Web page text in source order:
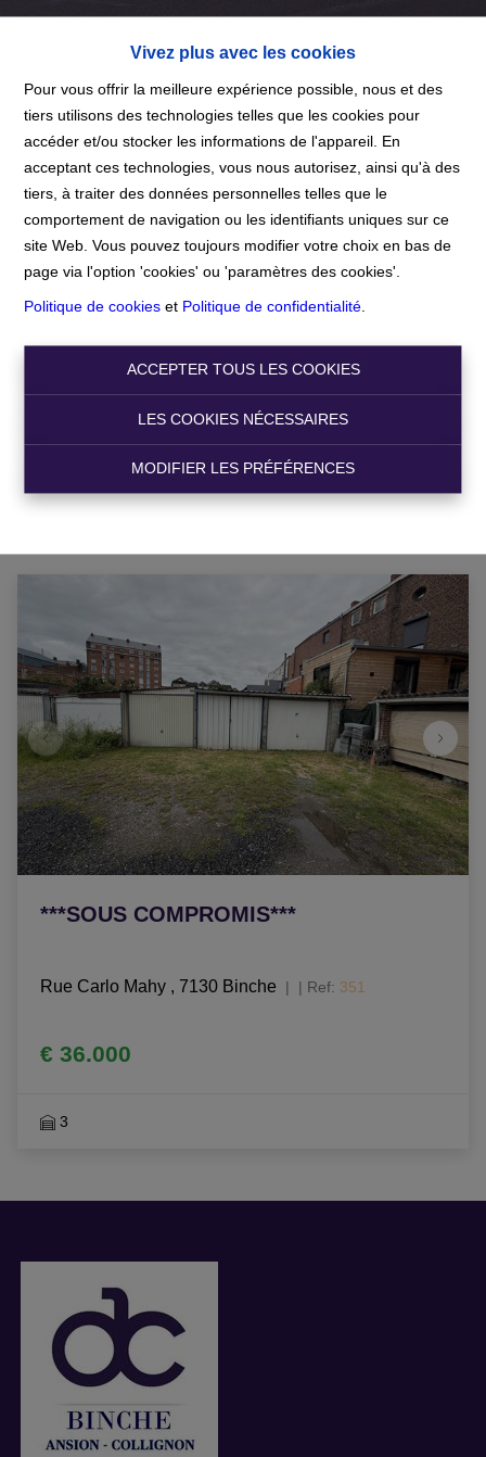
Vivez plus avec les cookies
Pour vous offrir la meilleure expérience possible, nous et des
tiers utilisons des technologies telles que les cookies pour
accéder et/ou stocker les informations de l'appareil. En
acceptant ces technologies, vous nous autorisez, ainsi qu'à des
tiers, à traiter des données personnelles telles que le
comportement de navigation ou les identifiants uniques sur ce
site Web. Vous pouvez toujours modifier votre choix en bas de
page via l'option 'cookies' ou 'paramètres des cookies'.
Politique de cookies et Politique de confidentialité.
ACCEPTER TOUS LES COOKIES
LES COOKIES NÉCESSAIRES
MODIFIER LES PRÉFÉRENCES
Accueil
Accueil
Chercher
***SOUS COMPROMIS***
Rue Carlo Mahy , 7130 Binche | Ref: 351
€ 36.000
3